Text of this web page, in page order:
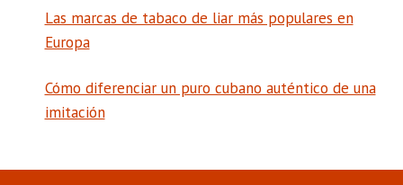
Las marcas de tabaco de liar más populares en
Europa
Cómo diferenciar un puro cubano auténtico de una
imitación